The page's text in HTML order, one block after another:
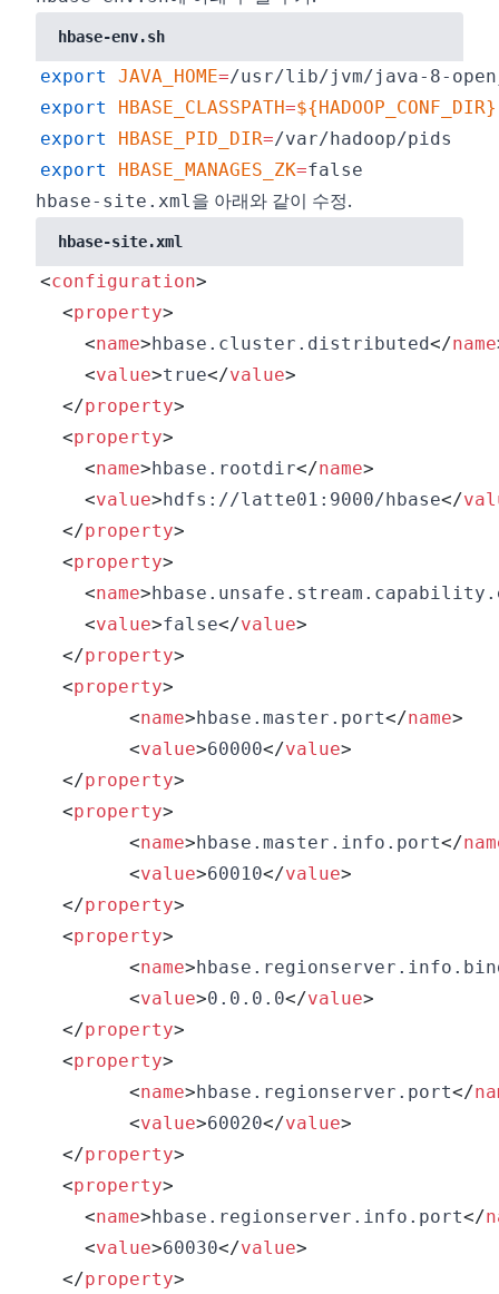
hbase-env.sh
export JAVA_HOME=
export
HBASE_CLASSPATH=${HADOOP_CONF_DIR}
export
HBASE_PID_DIR=
export
HBASE_MANAGES_ZK=
hbase-site.xml 을 아래와 같이 수정.
hbase-site.xml
<configuration>
<property>
<name>hbase.cluster.distributed</name
<value>true</value>
</property>
<property>
<name>hbase.rootdir</name>
<value>hdfs://latte01:9000/hbase</
</property>
<property>
<name>
<value>false</value>
</property>
<property>
<name>hbase.master.port</name>
<value>60000</value>
</property>
<property>
<name>hbase.master.info.port</
<value>60010</value>
</property>
<property>
<name>
<value>0.0.0.0</value>
</property>
<property>
<name>hbase.regionserver.port</
<value>60020</value>
</property>
<property>
<name>hbase.regionserver.info.port</
<value>60030</value>
</property>